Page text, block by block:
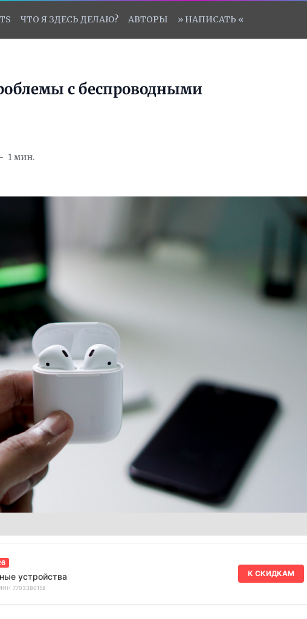
ЧТО Я ЗДЕСЬ ДЕЛАЮ? АВТОРЫ » НАПИСАТЬ «
с беспроводными
1 мин.
устройства
7703380158
К СКИДКАМ